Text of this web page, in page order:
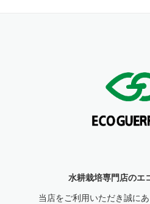
水耕栽培専門店のエ
当店をご利用いただき誠に